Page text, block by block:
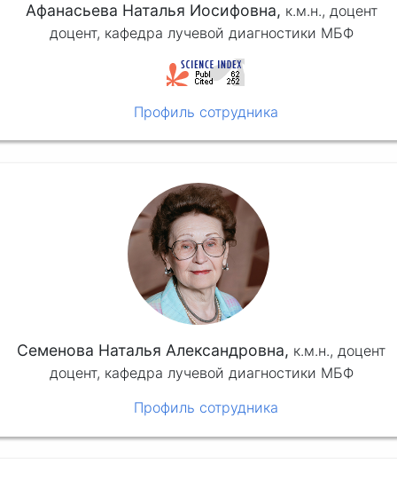
Афанасьева Наталья Иосифовна, к.м.н., доцент
доцент, кафедра лучевой диагностики МБФ
Профиль сотрудника
Семенова Наталья Александровна, к.м.н.,доцент
доцент, кафедра лучевой диагностики МБФ
Профиль сотрудника